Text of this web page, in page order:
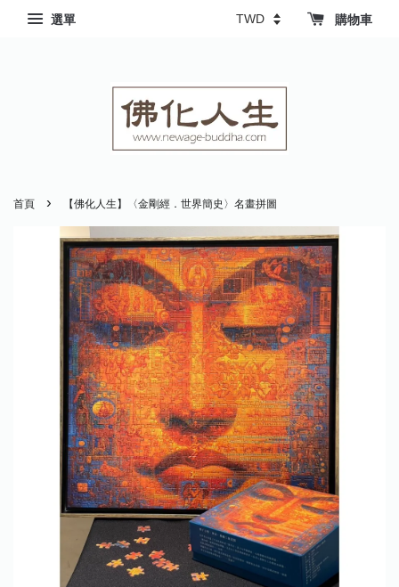
選單 購物車
首頁 › 【佛化人生】〈金剛經．世界簡史〉名畫拼圖